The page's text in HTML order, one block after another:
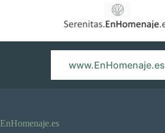
www.EnHomenaje.es
EnHomenaje.es